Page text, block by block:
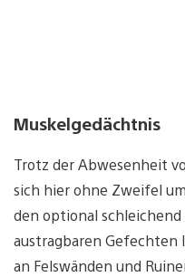
Muskelgedächtnis
Trotz der Abwesenheit
sich hier ohne Zweifel
den optional
austragbaren
an Felswänden und